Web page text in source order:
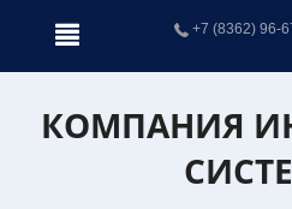
+7 (8362) 96-
КОМПАНИЯ